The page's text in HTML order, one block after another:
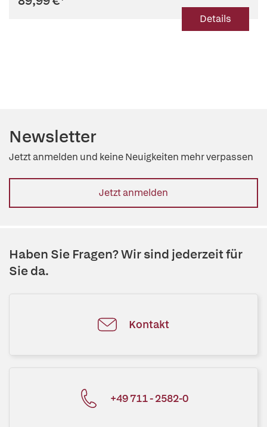
Details
Newsletter
Jetzt anmelden und keine Neuigkeiten mehr verpassen
Jetzt anmelden
Haben Sie Fragen? Wir sind jederzeit für
Sie da.
Kontakt
+49 711 - 2582-0